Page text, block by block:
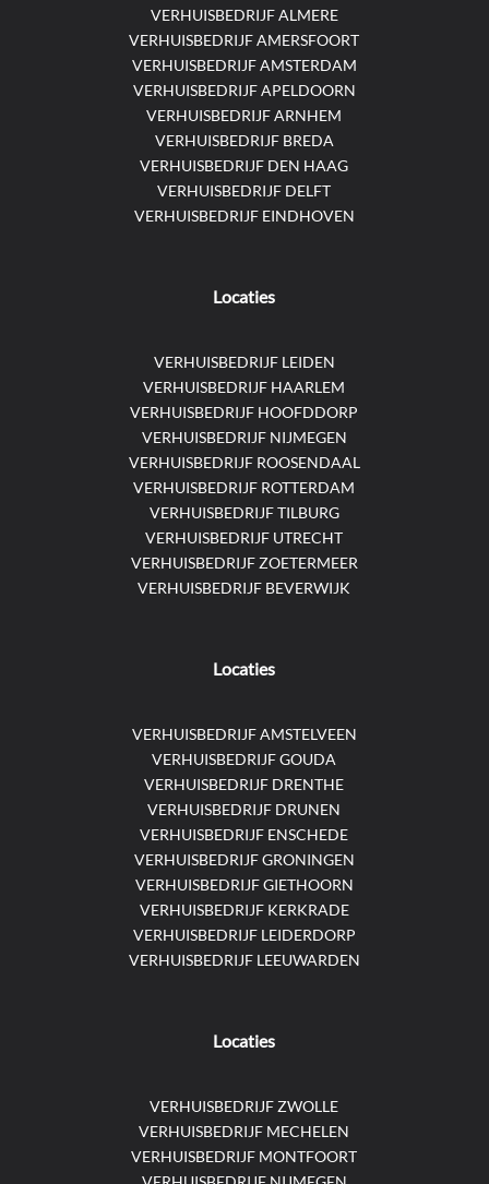
VERHUISBEDRIJF ALMERE
VERHUISBEDRIJF AMERSFOORT
VERHUISBEDRIJF AMSTERDAM
VERHUISBEDRIJF APELDOORN
VERHUISBEDRIJF ARNHEM
VERHUISBEDRIJF BREDA
VERHUISBEDRIJF DEN HAAG
VERHUISBEDRIJF DELFT
VERHUISBEDRIJF EINDHOVEN
Locaties
VERHUISBEDRIJF LEIDEN
VERHUISBEDRIJF HAARLEM
VERHUISBEDRIJF HOOFDDORP
VERHUISBEDRIJF NIJMEGEN
VERHUISBEDRIJF ROOSENDAAL
VERHUISBEDRIJF ROTTERDAM
VERHUISBEDRIJF TILBURG
VERHUISBEDRIJF UTRECHT
VERHUISBEDRIJF ZOETERMEER
VERHUISBEDRIJF BEVERWIJK
Locaties
VERHUISBEDRIJF AMSTELVEEN
VERHUISBEDRIJF GOUDA
VERHUISBEDRIJF DRENTHE
VERHUISBEDRIJF DRUNEN
VERHUISBEDRIJF ENSCHEDE
VERHUISBEDRIJF GRONINGEN
VERHUISBEDRIJF GIETHOORN
VERHUISBEDRIJF KERKRADE
VERHUISBEDRIJF LEIDERDORP
VERHUISBEDRIJF LEEUWARDEN
Locaties
VERHUISBEDRIJF ZWOLLE
VERHUISBEDRIJF MECHELEN
VERHUISBEDRIJF MONTFOORT